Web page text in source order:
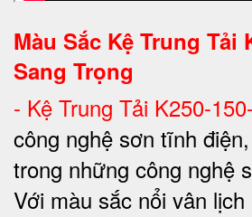
Màu Sắc Kệ Trung Tải
Sang Trọng
- Kệ Trung Tải K250-
công nghệ sơn tĩnh
trong những công nghệ
Với màu sắc nổi vân